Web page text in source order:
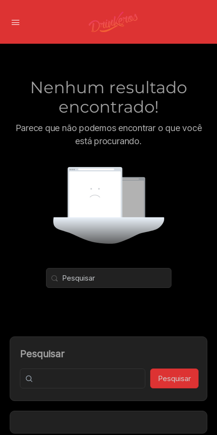
Nenhum resultado
encontrado!
Parece que não podemos encontrar o que você
está procurando.
Pesquisar
Pesquisar